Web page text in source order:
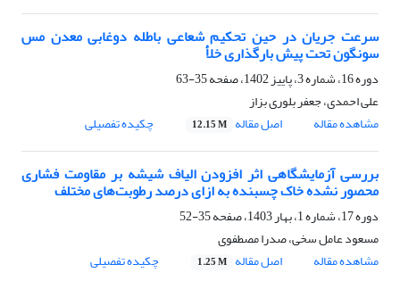
سرعت جریان در حین تحکیم شعاعی باطله دوغابی معدن مس
سونگون تحت پیش بارگذاری خلأ
دوره 16، شماره 3، پاییز 1402، صفحه
35-63
علی احمدی، جعفر بلوری بزاز
مشاهده مقاله
اصل مقاله 12.15 M چکیده تفصیلی
بررسی آزمایشگاهی اثر افزودن الیاف شیشه بر مقاومت فشاری
محصور نشده خاک چسبنده به ازای درصد رطوبت‌های مختلف
دوره 17، شماره 1، بهار 1403، صفحه
35-52
مسعود عامل سخی، صدرا مصطفوی
مشاهده مقاله
اصل مقاله 1.25 M چکیده تفصیلی